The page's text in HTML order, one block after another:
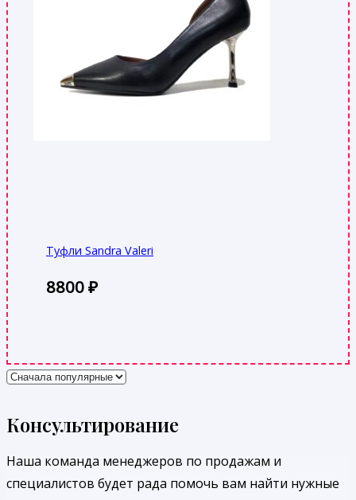
Туфли Sandra Valeri
8800₽
Консультирование
Наша команда менеджеров по продажам и
специалистов будет рада помочь вам найти нужные